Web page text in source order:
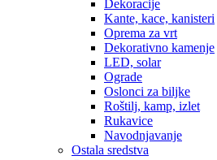
Dekoracije
Kante, kace, kanisteri
Oprema za vrt
Dekorativno kamenje
LED, solar
Ograde
Oslonci za biljke
Roštilj, kamp, izlet
Rukavice
Navodnjavanje
Ostala sredstva